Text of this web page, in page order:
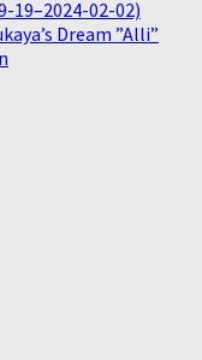
19–2024-02-02)
Dream ”Alli”